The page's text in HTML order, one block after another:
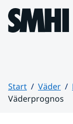
Hoppa till sidans
Start Väder
Väderprognos